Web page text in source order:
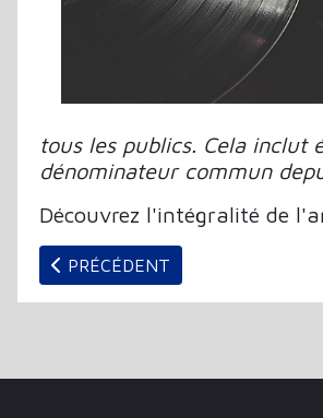
tous les publics. Cela inclut
dénominateur commun
Découvrez l'intégralité de
ARTICLE PRÉCÉDENT : LA
PRÉCÉDENT